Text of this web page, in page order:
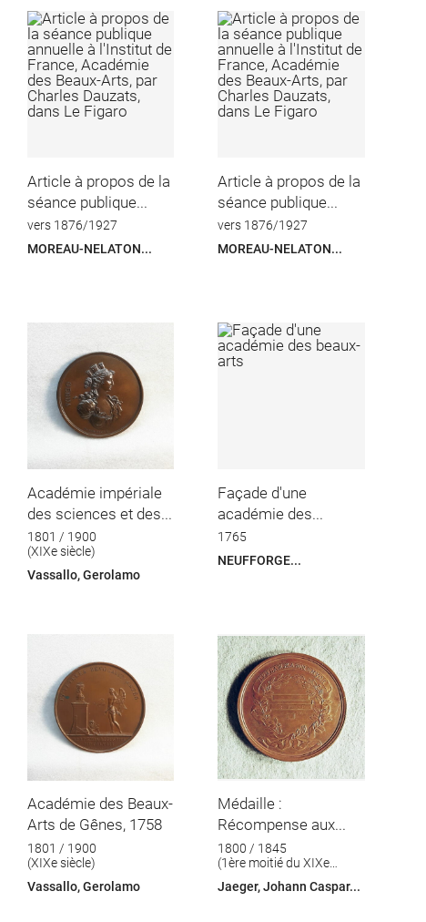
Article à propos de la
séance publique...
vers 1876/1927
MOREAU-NELATON...
Article à propos de la
séance publique...
vers 1876/1927
MOREAU-NELATON...
Académie impériale
des sciences et des...
1801 / 1900
(XIXe siècle)
Vassallo, Gerolamo
Façade d'une
académie des...
1765
NEUFFORGE...
Académie des Beaux-
Arts de Gênes, 1758
1801 / 1900
(XIXe siècle)
Vassallo, Gerolamo
Médaille :
Récompense aux...
1800 / 1845
(1ère moitié du XIXe
Jaeger, Johann Caspar...